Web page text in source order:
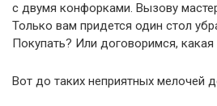
с двумя конфорками. Вызову
Только вам придется один стол
Покупать? Или договоримся,
Вот до таких неприятных мелочей